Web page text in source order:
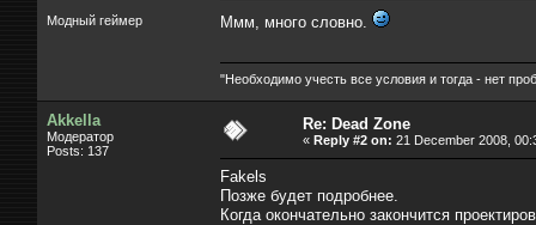
Модный геймер
Ммм, много словно.
"Необходимо учесть все условия и тогда - нет
Akkella
Модератор
Posts: 137
Re: Dead Zone
« Reply #2 on: 21 December 2008,
Fakels
Позже будет подробнее.
Когда окончательно закончится